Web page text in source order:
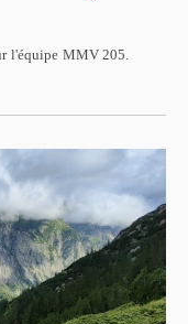
l'équipe MMV 205.